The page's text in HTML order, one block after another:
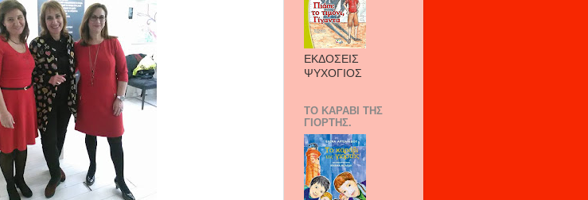
ΕΚΔΟΣΕΙΣ
ΨΥΧΟΓΙΟΣ
ΤΟ ΚΑΡΑΒΙ ΤΗΣ
ΓΙΟΡΤΗΣ.